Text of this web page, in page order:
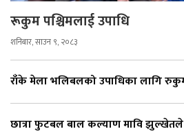
रूकुम पश्चिमलाई उपाधि
शनिबार, साउन ९, २०८३
राँके मेला भलिबलको उपाधिका लागि
छात्रा फुटबल बाल कल्याण मावि झुल्खेतले